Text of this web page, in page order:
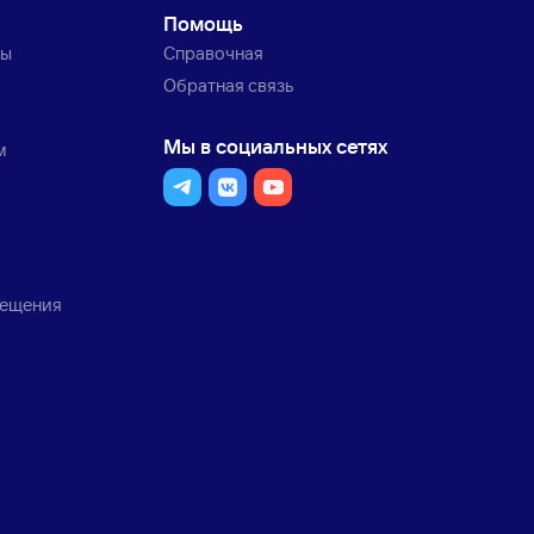
Помощь
Справочная
Обратная связь
Мы в социальных сетях